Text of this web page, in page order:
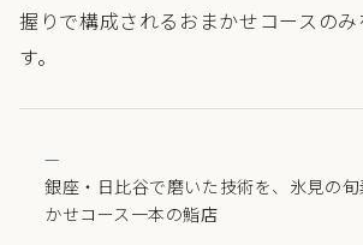
握りで構成されるおまかせコースの
す。
銀座・日比谷で磨いた技術を、氷見の
かせコース一本の鮨店